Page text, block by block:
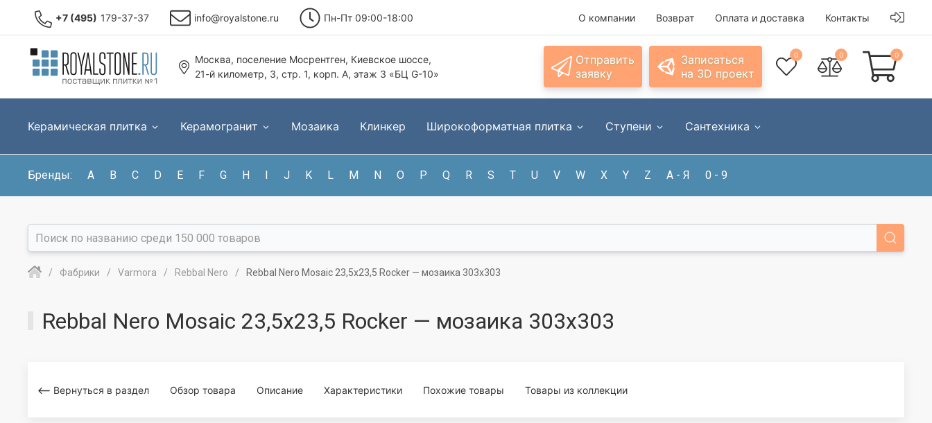
+7 (495) 179-37-37 info@royalstone.ru Пн-Пт 09:00-18:00 О компании Возврат Оплата и доставка Контакты
Москва, поселение Мосрентген, Киевское шоссе,
21-й километр, 3, стр. 1, корп. А, этаж 3 «БЦ G-10»
Отправить
заявку
Записаться
на 3D проект
0 0 0
Керамическая плитка Керамогранит Мозаика Клинкер Широкоформатная плитка Ступени Сантехника
Бренды: A B C D E F G H I J K L M N O P Q R S T U V W X Y Z А - Я 0 - 9
Фабрики Varmora Rebbal Nero Rebbal Nero Mosaic 23,5x23,5 Rocker — мозаика 303x303
Rebbal Nero Mosaic 23,5x23,5 Rocker — мозаика 303x303
Вернуться в раздел Обзор товара Описание Характеристики Похожие товары Товары из коллекции